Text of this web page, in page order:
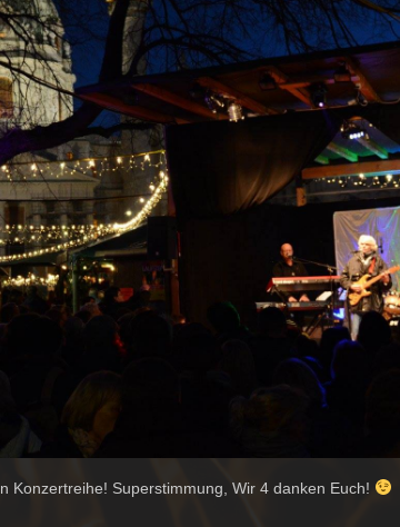
Konzertreihe! Superstimmung, Wir 4 danken Euch!